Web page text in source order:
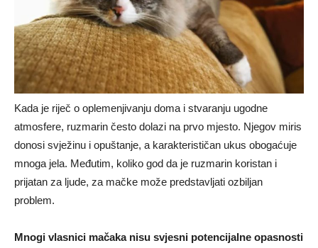
Kada je riječ o oplemenjivanju doma i stvaranju ugodne
atmosfere, ruzmarin često dolazi na prvo mjesto. Njegov miris
donosi svježinu i opuštanje, a karakterističan ukus obogaćuje
mnoga jela. Međutim, koliko god da je ruzmarin koristan i
prijatan za ljude, za mačke može predstavljati ozbiljan
problem.
Mnogi vlasnici mačaka nisu svjesni potencijalne opasnosti